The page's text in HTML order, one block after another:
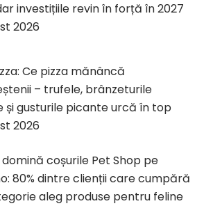
investițiile revin în forță în 2027
2026
Ce pizza mănâncă
– trufele, brânzeturile
și gusturile picante urcă în top
2026
domină coșurile Pet Shop pe
80% dintre clienții care cumpără
aleg produse pentru feline